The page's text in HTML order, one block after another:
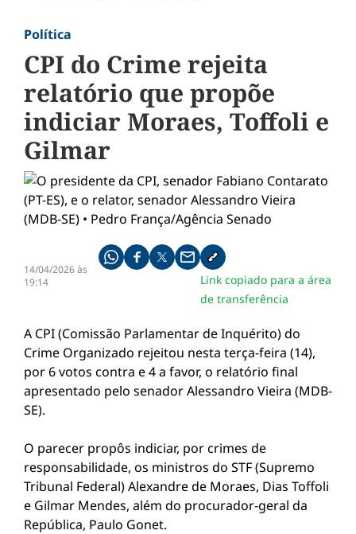
Política
CPI do Crime rejeita
relatório que propõe
indiciar Moraes, Toffoli e
Gilmar
14/04/2026 às
19:14
Compartilhe pelo whatsapp
Compartilhar no facebook
Compartilhar no twitter
Compartilhe pelo email
Copiar link da notícia
Link copiado para a área
de transferência
A CPI (Comissão Parlamentar de Inquérito) do
Crime Organizado rejeitou nesta terça-feira (14),
por 6 votos contra e 4 a favor, o relatório final
apresentado pelo senador Alessandro Vieira (MDB-
SE).
O parecer propôs indiciar, por crimes de
responsabilidade, os ministros do STF (Supremo
Tribunal Federal) Alexandre de Moraes, Dias Toffoli
e Gilmar Mendes, além do procurador-geral da
República, Paulo Gonet.